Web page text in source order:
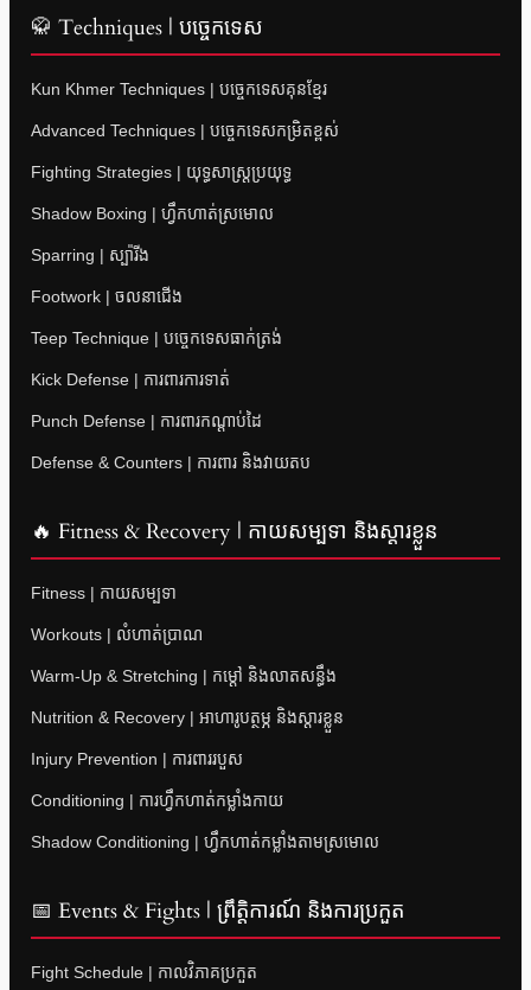
🥋 Techniques | បច្ចេកទេស
Kun Khmer Techniques | បច្ចេកទេសគុនខ្មែរ
Advanced Techniques | បច្ចេកទេសកម្រិតខ្ពស់
Fighting Strategies | យុទ្ធសាស្ត្រប្រយុទ្ធ
Shadow Boxing | ហ្វឹកហាត់ស្រមោល
Sparring | ស្ប៉ារីង
Footwork | ចលនាជើង
Teep Technique | បច្ចេកទេសធាក់ត្រង់
Kick Defense | ការពារការទាត់
Punch Defense | ការពារកណ្តាប់ដៃ
Defense & Counters | ការពារ និងវាយតប
🔥 Fitness & Recovery | កាយសម្បទា និងស្តារខ្លួន
Fitness | កាយសម្បទា
Workouts | លំហាត់ប្រាណ
Warm-Up & Stretching | កម្តៅ និងលាតសន្ធឹង
Nutrition & Recovery | អាហារូបត្ថម្ភ និងស្តារខ្លួន
Injury Prevention | ការពាររបួស
Conditioning | ការហ្វឹកហាត់កម្លាំងកាយ
Shadow Conditioning | ហ្វឹកហាត់កម្លាំងតាមស្រមោល
📅 Events & Fights | ព្រឹត្តិការណ៍ និងការប្រកួត
Fight Schedule | កាលវិភាគប្រកួត